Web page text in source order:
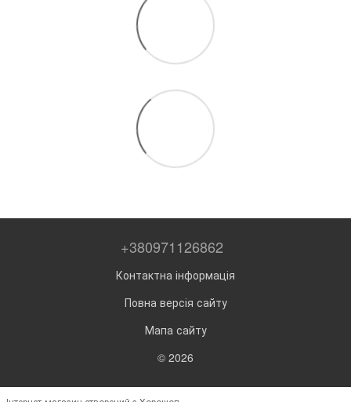
+380971126862
Контактна інформація
Повна версія сайту
Мапа сайту
© 2026